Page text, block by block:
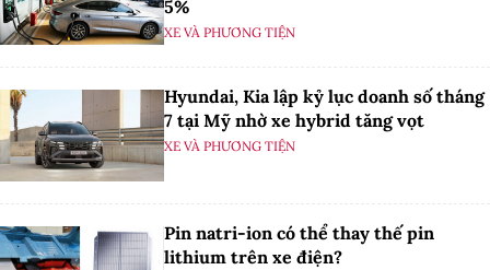
5%
XE VÀ PHƯƠNG TIỆN
Hyundai, Kia lập kỷ lục doanh số tháng
7 tại Mỹ nhờ xe hybrid tăng vọt
XE VÀ PHƯƠNG TIỆN
Pin natri-ion có thể thay thế pin
lithium trên xe điện?